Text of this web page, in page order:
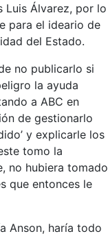
Luis Álvarez, por lo
para el ideario de
del Estado.
no publicarlo si
la ayuda
a ABC en
de gestionarlo
y explicarle los
tomo la
no hubiera tomado
que entonces le
Anson, haría todo